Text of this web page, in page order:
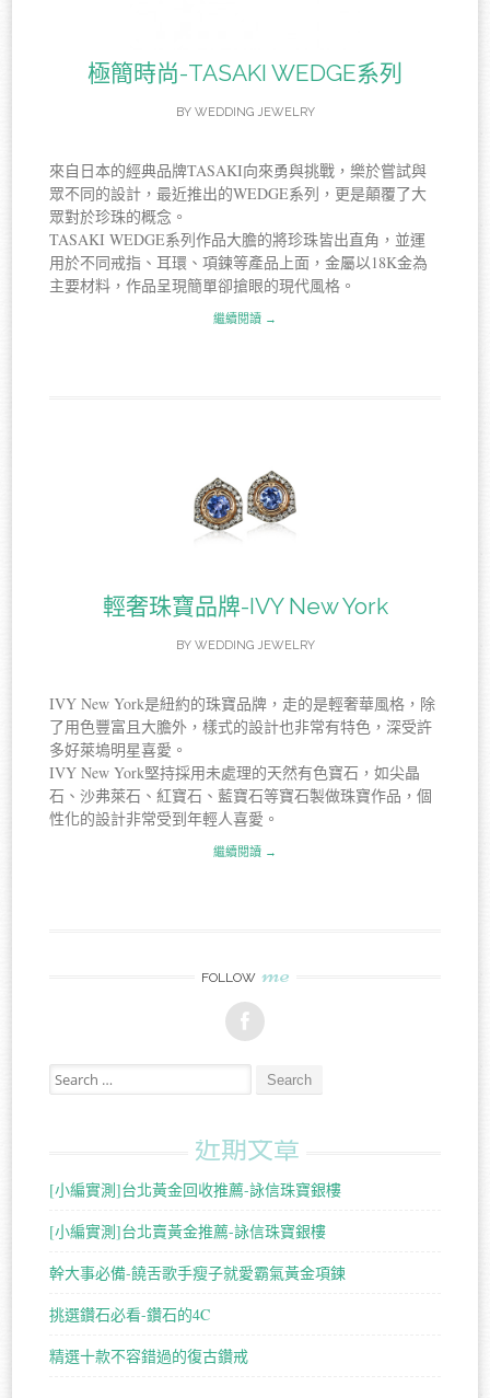
極簡時尚-TASAKI WEDGE系列
BY WEDDING JEWELRY
來自日本的經典品牌TASAKI向來勇與挑戰，樂於嘗試與
眾不同的設計，最近推出的WEDGE系列，更是顛覆了大
眾對於珍珠的概念。
TASAKI WEDGE系列作品大膽的將珍珠皆出直角，並運
用於不同戒指、耳環、項鍊等產品上面，金屬以18K金為
主要材料，作品呈現簡單卻搶眼的現代風格。
繼續閱讀 →
輕奢珠寶品牌-IVY New York
BY WEDDING JEWELRY
IVY New York是紐約的珠寶品牌，走的是輕奢華風格，除
了用色豐富且大膽外，樣式的設計也非常有特色，深受許
多好萊塢明星喜愛。
IVY New York堅持採用未處理的天然有色寶石，如尖晶
石、沙弗萊石、紅寶石、藍寶石等寶石製做珠寶作品，個
性化的設計非常受到年輕人喜愛。
繼續閱讀 →
FOLLOW me
Search for:
近期文章
[小編實測]台北黃金回收推薦-詠信珠寶銀樓
[小編實測]台北賣黃金推薦-詠信珠寶銀樓
幹大事必備-饒舌歌手瘦子就愛霸氣黃金項鍊
挑選鑽石必看-鑽石的4C
精選十款不容錯過的復古鑽戒